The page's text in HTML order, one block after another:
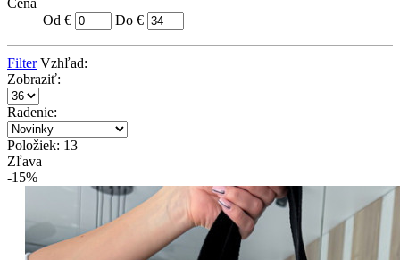
Cena
Od €
Do €
Filter Vzhľad:
Zobraziť:
Radenie:
Položiek: 13
Zľava
-15%